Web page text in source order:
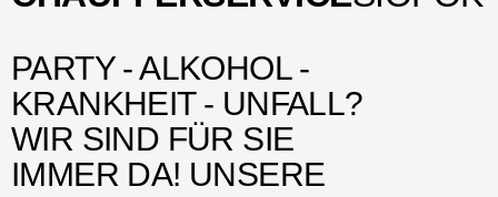
PARTY - ALKOHOL -
KRANKHEIT - UNFALL?
WIR SIND FÜR SIE
IMMER DA! UNSERE